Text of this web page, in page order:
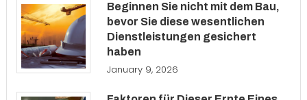
Beginnen Sie nicht mit dem Bau,
bevor Sie diese wesentlichen
Dienstleistungen gesichert
haben
January 9, 2026